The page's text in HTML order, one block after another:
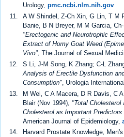
Urology, pmc.ncbi.nlm.nih.gov
A W Shindel, Z-Ch Xin, G Lin, T M
Banie, B N Breyer, M M Garcia,
"Erectogenic and Neurotrophic
Extract of Horny Goat Weed
Vivo" , The Journal of Sexual
S Li, J-M Song, K Zhang; C-L
Analysis of Erectile Dysfunction
Consumption" , Urologia
M Wei, C A Macera, D R Davis, C
Blair (Nov 1994), "Total Cholesterol
Cholesterol as Important
American Journal of Epidemiology,
Harvard Prostate Knowledge,